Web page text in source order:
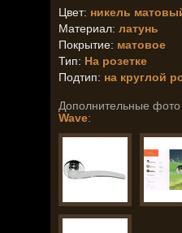
Цвет: никель
Материал: латунь
Покрытие: матовое
Тип: На розетке
Подтип: на круглой
Дополнительные фото
Wave: